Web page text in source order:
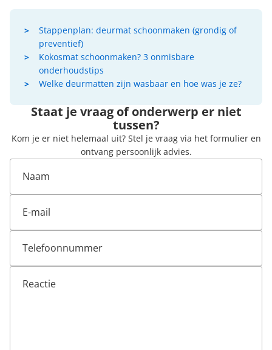
Stappenplan: deurmat schoonmaken (grondig of
preventief)
Kokosmat schoonmaken? 3 onmisbare
onderhoudstips
Welke deurmatten zijn wasbaar en hoe was je ze?
Staat je vraag of onderwerp er niet
tussen?
Kom je er niet helemaal uit? Stel je vraag via het formulier en
ontvang persoonlijk advies.